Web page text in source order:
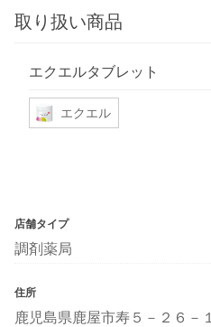
取り扱い商品
エクエルタブレット
エクエル
店舗タイプ
調剤薬局
住所
鹿児島県鹿屋市寿５－２６－１